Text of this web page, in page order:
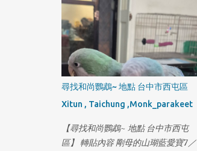
尋找和尚鸚鵡~ 地點 台中市西屯區
Xitun , Taichung ,Monk_parakeet
【尋找和尚鸚鵡~ 地點 台中市西屯
區】 轉貼內容 剛母的山瑚藍愛寶7／